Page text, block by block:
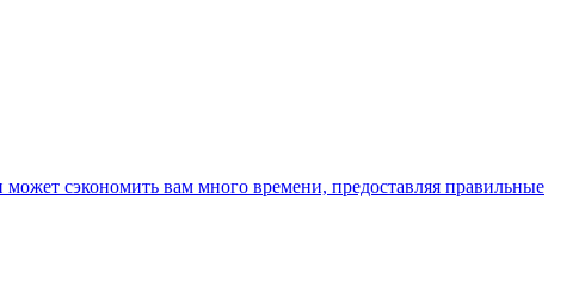
сэкономить вам много времени, предоставляя правильные